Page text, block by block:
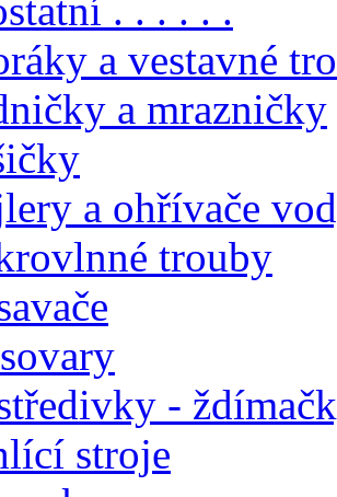
. . . . . .
a vestavné
a mrazničky
a ohřívače
trouby
-
stroje